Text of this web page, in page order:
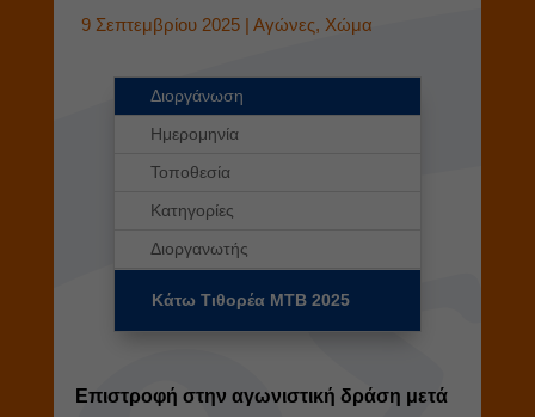
9 Σεπτεμβρίου 2025| Αγώνες, Χώμα
Διοργάνωση
Ημερομηνία
Τοποθεσία
Κατηγορίες
Διοργανωτής
Κάτω Τιθορέα MTB 2025
Επιστροφή στην αγωνιστική δράση μετά